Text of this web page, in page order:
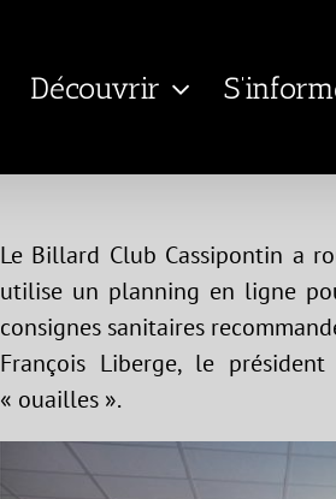
Découvrir
Le Billard Club Cassipontin a
utilise un planning en ligne
consignes sanitaires
François Liberge, le
« ouailles ».